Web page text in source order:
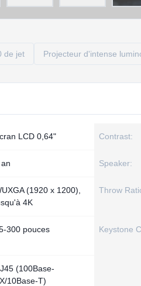
de jet Projecteur d'intense
LCD 0,64" Contrast:
Speaker:
(1920 x 1200),
4K
Throw
300 pouces Keystone
(100Base-
10Base-T)